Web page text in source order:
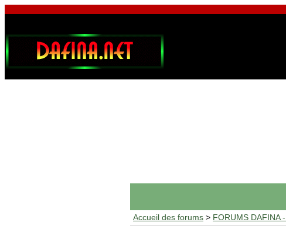
Accueil des forums > FORUMS DAFINA